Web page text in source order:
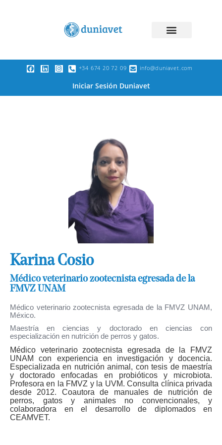
+34 674 20 72 09 info@duniavet.com
Iniciar Sesión Duniavet
Karina Cosio
Médico veterinario zootecnista egresada de la
FMVZ UNAM
Médico veterinario zootecnista egresada de la FMVZ UNAM,
México.
Maestría en ciencias y doctorado en ciencias con
especialización en nutrición de perros y gatos.
Médico veterinario zootecnista egresada de la FMVZ
UNAM con experiencia en investigación y docencia.
Especializada en nutrición animal, con tesis de maestría
y doctorado enfocadas en probióticos y microbiota.
Profesora en la FMVZ y la UVM. Consulta clínica privada
desde 2012. Coautora de manuales de nutrición de
perros, gatos y animales no convencionales, y
colaboradora en el desarrollo de diplomados en
CEAMVET.